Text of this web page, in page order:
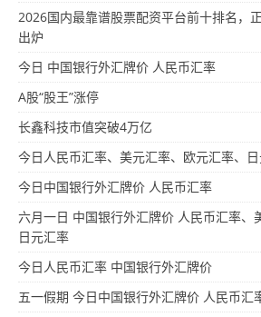
2026国内最靠谱股票配资平台前十排名，
出炉
今日 中国银行外汇牌价 人民币汇率
A股“股王”涨停
长鑫科技市值突破4万亿
今日人民币汇率、美元汇率、欧元汇率、
今日中国银行外汇牌价 人民币汇率
六月一日 中国银行外汇牌价 人民币汇率、
日元汇率
今日人民币汇率 中国银行外汇牌价
五一假期 今日中国银行外汇牌价 人民币汇